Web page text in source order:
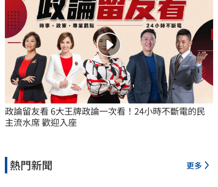
政論留友看 6大王牌政論一次看！24小時不斷電的民
主流水席 歡迎入座
熱門新聞 更多